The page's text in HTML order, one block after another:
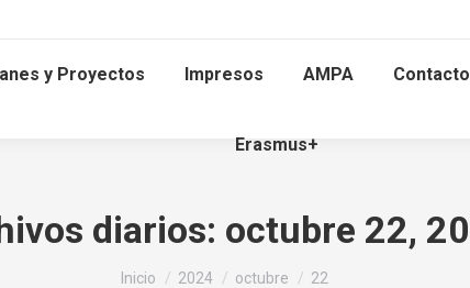
y Proyectos Impresos AMPA Contacto
Erasmus+
diarios: octubre 22,
Estás aquí:
Inicio 2024 octubre 22